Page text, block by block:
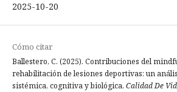
2025-10-20
Cómo citar
Ballestero, C. (2025). Contribuciones del
rehabilitación de lesiones deportivas: un
sistémica, cognitiva y biológica. Calidad De